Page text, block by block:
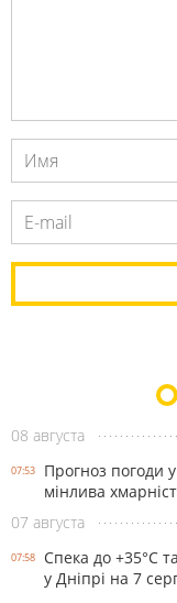
08 августа
07:53
Прогноз погоди
мінлива
07 августа
07:58
Спека до +35°С
у Дніпрі на 7